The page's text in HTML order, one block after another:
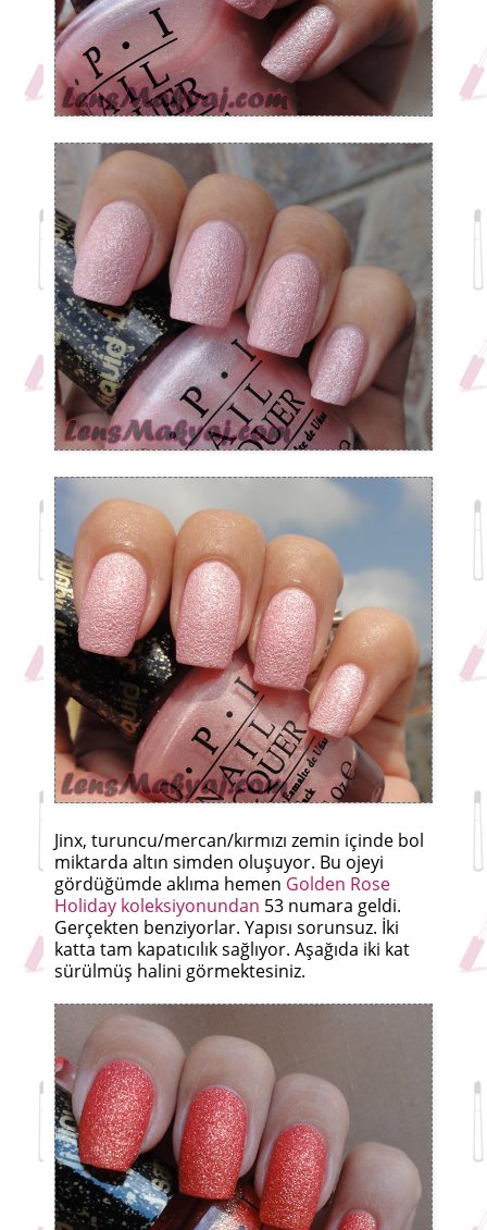
Jinx, turuncu/mercan/kırmızı zemin içinde bol
miktarda altın simden oluşuyor. Bu ojeyi
gördüğümde aklıma hemen Golden Rose
Holiday koleksiyonundan 53 numara geldi.
Gerçekten benziyorlar. Yapısı sorunsuz. İki
katta tam kapatıcılık sağlıyor. Aşağıda iki kat
sürülmüş halini görmektesiniz.